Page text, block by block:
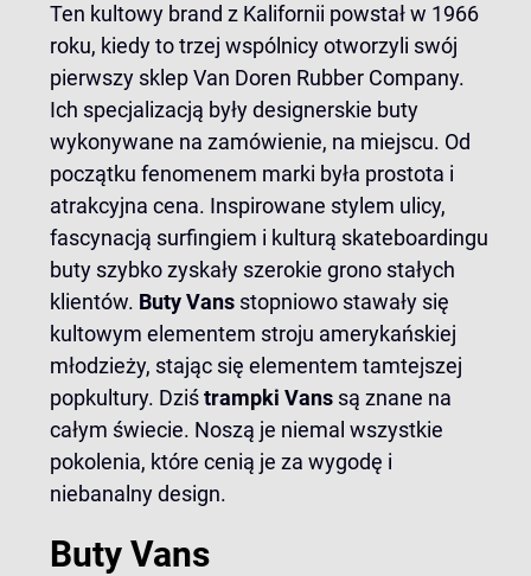
Ten kultowy brand z Kalifornii powstał w 1966
roku, kiedy to trzej wspólnicy otworzyli swój
pierwszy sklep Van Doren Rubber Company.
Ich specjalizacją były designerskie buty
wykonywane na zamówienie, na miejscu. Od
początku fenomenem marki była prostota i
atrakcyjna cena. Inspirowane stylem ulicy,
fascynacją surfingiem i kulturą skateboardingu
buty szybko zyskały szerokie grono stałych
klientów. Buty Vans stopniowo stawały się
kultowym elementem stroju amerykańskiej
młodzieży, stając się elementem tamtejszej
popkultury. Dziśtrampki Vans są znane na
całym świecie. Noszą je niemal wszystkie
pokolenia, które cenią je za wygodę i
niebanalny design.
Buty Vans